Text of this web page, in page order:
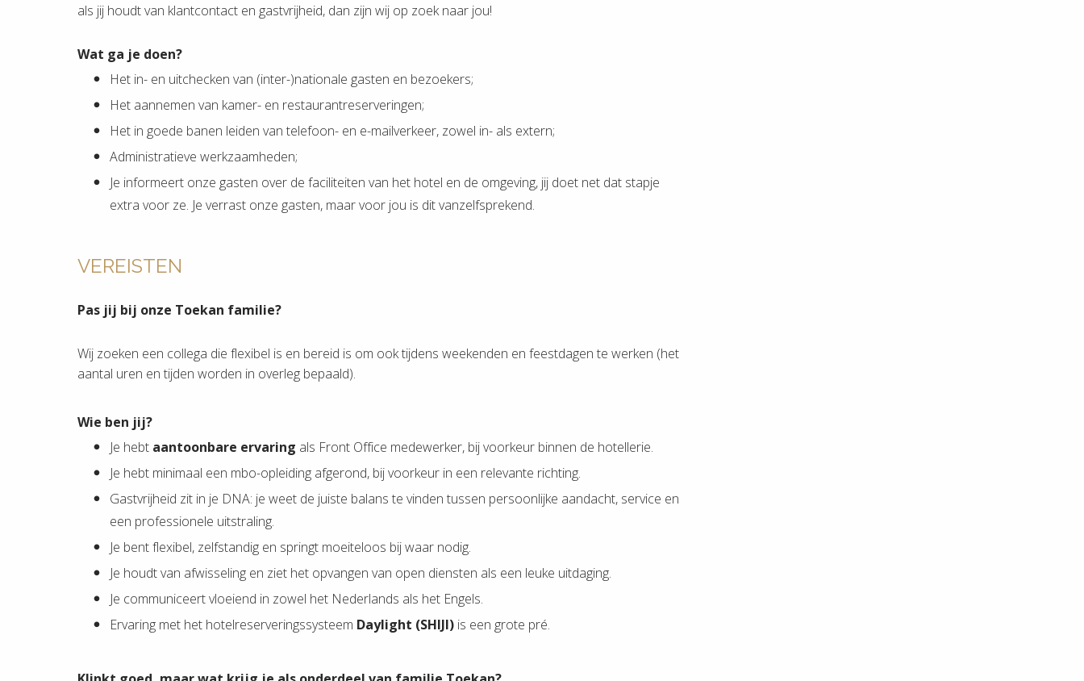
als jij houdt van klantcontact en gastvrijheid, dan zijn wij op zoek naar jou!
Wat ga je doen?
Het in- en uitchecken van (inter-)nationale gasten en bezoekers;
Het aannemen van kamer- en restaurantreserveringen;
Het in goede banen leiden van telefoon- en e-mailverkeer, zowel in- als extern;
Administratieve werkzaamheden;
Je informeert onze gasten over de faciliteiten van het hotel en de omgeving, jij doet net dat stapje
extra voor ze. Je verrast onze gasten, maar voor jou is dit vanzelfsprekend.
VEREISTEN
Pas jij bij onze Toekan familie?
Wij zoeken een collega die flexibel is en bereid is om ook tijdens weekenden en feestdagen te werken (het
aantal uren en tijden worden in overleg bepaald).
Wie ben jij?
Je hebt aantoonbare ervaring als Front Office medewerker, bij voorkeur binnen de hotellerie.
Je hebt minimaal een mbo-opleiding afgerond, bij voorkeur in een relevante richting.
Gastvrijheid zit in je DNA: je weet de juiste balans te vinden tussen persoonlijke aandacht, service en
een professionele uitstraling.
Je bent flexibel, zelfstandig en springt moeiteloos bij waar nodig.
Je houdt van afwisseling en ziet het opvangen van open diensten als een leuke uitdaging.
Je communiceert vloeiend in zowel het Nederlands als het Engels.
Ervaring met het hotelreserveringssysteem Daylight (SHIJI) is een grote pré.